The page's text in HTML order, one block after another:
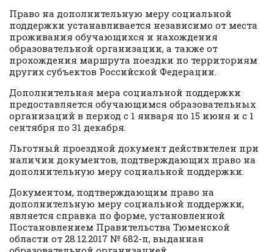
Право на дополнительную меру социальной
поддержки устанавливается независимо от места
проживания обучающихся и нахождения
образовательной организации, а также от
прохождения маршрута поездки по территориям
других субъектов Российской Федерации.
Дополнительная мера социальной поддержки
предоставляется обучающимся образовательных
организаций в период с 1 января по 15 июня и с 1
сентября по 31 декабря.
Льготный проездной документ действителен при
наличии документов, подтверждающих право на
дополнительную меру социальной поддержки.
Документом, подтверждающим право на
дополнительную меру социальной поддержки,
является справка по форме, установленной
Постановлением Правительства Тюменской
области от 28.12.2017 № 682-п, выданная